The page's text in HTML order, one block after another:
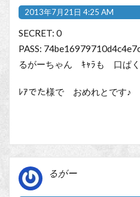
2013年7月21日 4:25 AM
SECRET: 0
PASS:
るがーちゃん ｷｬﾗも 口ぱく
ﾚｱでた様で おめれとです♪
るがー